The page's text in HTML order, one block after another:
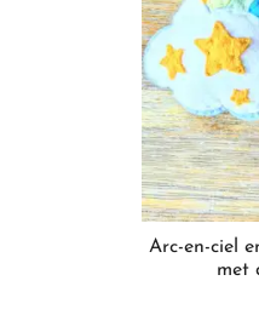
Arc-en-ciel
met